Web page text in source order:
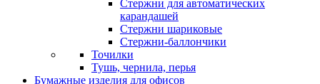
Стержни для автоматических
карандашей
Стержни шариковые
Стержни-баллончики
Точилки
Тушь, чернила, перья
Бумажные изделия для офисов